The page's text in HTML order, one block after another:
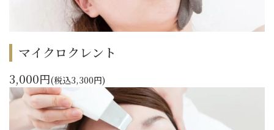
マイクロクレント
3,000円(税込3,300円)